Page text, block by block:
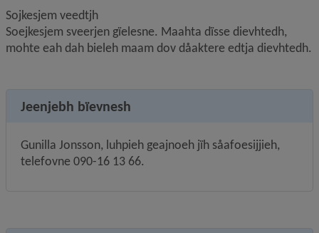
Sojkesjem veedtjh
Soejkesjem sveerjen gïelesne. Maahta dïsse dievhtedh,
mohte eah dah bieleh maam dov dåaktere edtja dievhtedh.
Jeenjebh bïevnesh
Gunilla Jonsson, luhpieh geajnoeh jïh såafoesijjieh,
telefovne 090-16 13 66.